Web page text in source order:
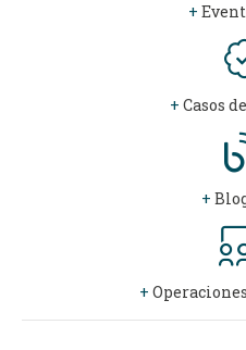
+
+ Casos
+
+